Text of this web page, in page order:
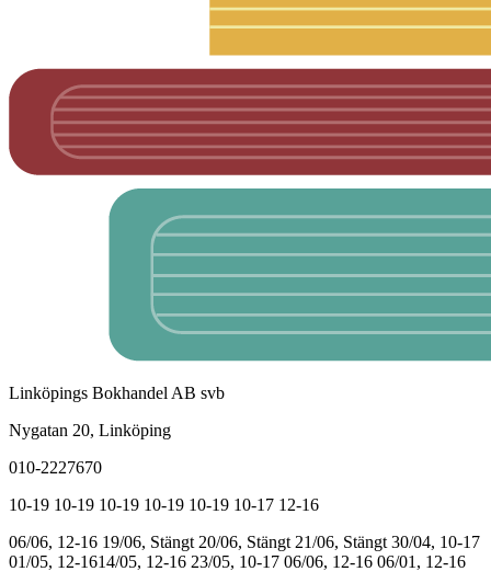
Linköpings Bokhandel AB svb
Nygatan 20, Linköping
010-2227670
10-19 10-19 10-19 10-19 10-19 10-17 12-16
06/06, 12-16 19/06, Stängt 20/06, Stängt 21/06, Stängt 30/04, 10-17
01/05, 12-1614/05, 12-16 23/05, 10-17 06/06, 12-16 06/01, 12-16